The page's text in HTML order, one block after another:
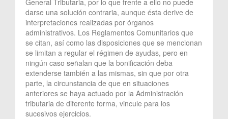
darse una solución contraria, aunque ésta derive de
interpretaciones realizadas por órganos
administrativos. Los Reglamentos Comunitarios que
se citan, así como las disposiciones que se mencionan
se limitan a regular el régimen de ayudas, pero en
ningún caso señalan que la bonificación deba
extenderse también a las mismas, sin que por otra
parte, la circunstancia de que en situaciones
anteriores se haya actuado por la Administración
tributaria de diferente forma, vincule para los
sucesivos ejercicios.